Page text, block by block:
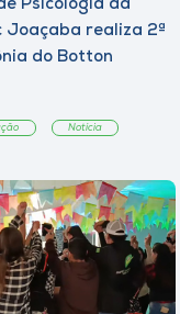
Psicologia da
Joaçaba realiza 2ª
do Botton
Notícia